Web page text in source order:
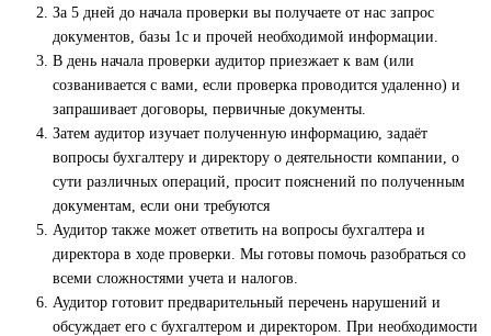
За 5 дней до начала проверки вы получаете от нас запрос
документов, базы 1с и прочей необходимой информации.
В день начала проверки аудитор приезжает к вам (или
созванивается с вами, если проверка проводится удаленно) и
запрашивает договоры, первичные документы.
Затем аудитор изучает полученную информацию, задаёт
вопросы бухгалтеру и директору о деятельности компании, о
сути различных операций, просит пояснений по полученным
документам, если они требуются
Аудитор также может ответить на вопросы бухгалтера и
директора в ходе проверки. Мы готовы помочь разобраться со
всеми сложностями учета и налогов.
Аудитор готовит предварительный перечень нарушений и
обсуждает его с бухгалтером и директором. При необходимости